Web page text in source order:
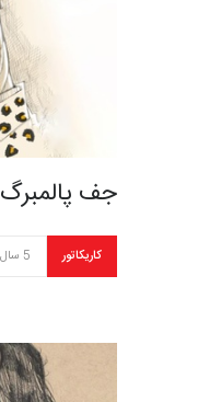
جف پالمبرگ
کاریکاتور 5 سال قبل